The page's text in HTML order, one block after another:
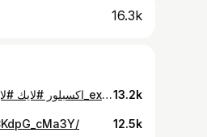
16.3k
#اكسبلور #لايك #لايك_كومنت #اكسبلور_فولو #اكسبلور_explore13.2k
12.5k